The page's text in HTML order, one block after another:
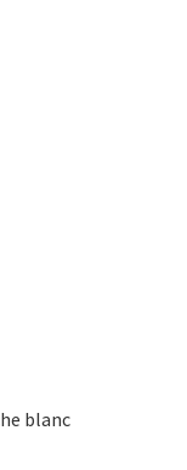
blanc